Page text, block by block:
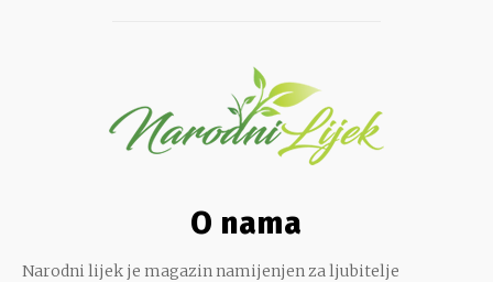
O nama
Narodni lijek je magazin namijenjen za ljubitelje